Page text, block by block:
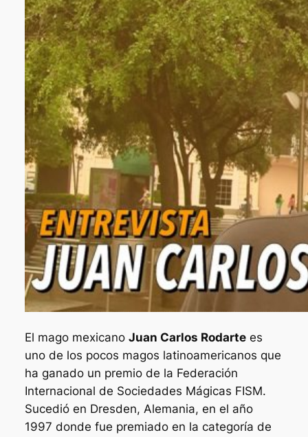
El mago mexicano Juan Carlos Rodartees
uno de los pocos magos latinoamericanos que
ha ganado un premio de la Federación
Internacional de Sociedades Mágicas FISM.
Sucedió en Dresden, Alemania, en el año
1997 donde fue premiado en la categoría de